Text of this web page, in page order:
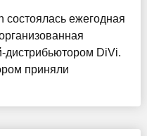
состоялась ежегодная
дистрибьютором DiVi.
приняли